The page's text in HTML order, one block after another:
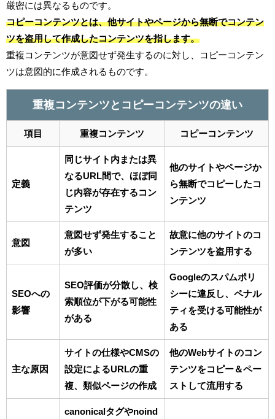
厳密には異なるものです。
コピーコンテンツとは、他サイトやページから無断でコンテン
ツを盗用して作成したコンテンツを指します。
重複コンテンツが意図せず発生するのに対し、コピーコンテン
ツは意図的に作成されるものです。
重複コンテンツとコピーコンテンツの違い
項目 重複コンテンツ コピーコンテンツ
定義
同じサイト内または異
なるURL間で、ほぼ同
じ内容が存在するコン
テンツ
他のサイトやページか
ら無断でコピーしたコ
ンテンツ
意図
意図せず発生すること
が多い
故意に他のサイトのコ
ンテンツを盗用する
SEOへの
影響
SEO評価が分散し、検
索順位が下がる可能性
がある
Googleのスパムポリ
シーに違反し、ペナル
ティを受ける可能性が
ある
主な原因
サイトの仕様やCMSの
設定によるURLの重
複、類似ページの作成
他のWebサイトのコン
テンツをコピー＆ペー
ストして流用する
canonicalタグやnoind